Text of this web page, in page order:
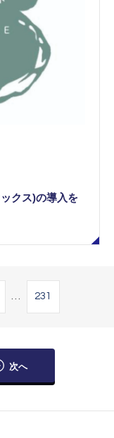
クス)の導入を
… 231
次へ